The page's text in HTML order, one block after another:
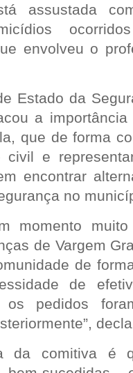
assustada
envolveu o
Estado da
a
que de forma
civil e
encontrar
no
momento
de Vargem
de
de
os pedidos
da comitiva é